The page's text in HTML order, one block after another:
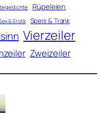
Rüpeleien
& Erotik Speis & Trank
Vierzeiler
Zweizeiler